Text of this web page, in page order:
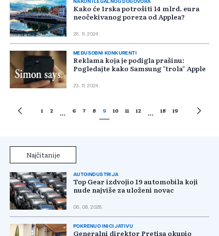
NAKON ILEGALNOG DOGOVORA
Kako će Irska potrošiti 14 mlrd. eura
neočekivanog poreza od Applea?
26. 11. 2024.
MEĐUSOBNI KONKURENTI
Reklama koja je podigla prašinu:
Pogledajte kako Samsung "trola" Apple
23. 11. 2024.
1 2 ... 6 7 8 9 10 11 12 ... 18 19
Najčitanije
AUTOINDUSTRIJA
Top Gear izdvojio 19 automobila koji
nude najviše za uloženi novac
06. 08. 2026.
POKRENUO INICIJATIVU
Generalni direktor Pretisa okupio